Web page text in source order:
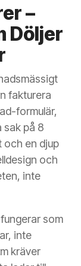
–
Döljer
fakturera
formulär,
sak på 8
och en djup
och
inte
som
inte
kräver